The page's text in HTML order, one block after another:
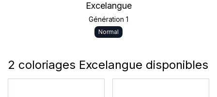
Excelangue
Génération 1
Normal
2 coloriages Excelangue disponibles